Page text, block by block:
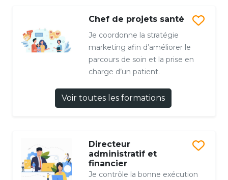
Chef de projets santé
Je coordonne la stratégie
marketing afin d’améliorer le
parcours de soin et la prise en
charge d’un patient.
Voir toutes les formations
Directeur
administratif et
financier
Je contrôle la bonne exécution